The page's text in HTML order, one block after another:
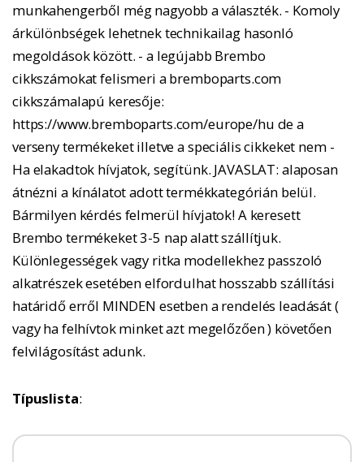
munkahengerből még nagyobb a választék. - Komoly
árkülönbségek lehetnek technikailag hasonló
megoldások között. - a legújabb Brembo
cikkszámokat felismeri a bremboparts.com
cikkszámalapú keresője:
https://www.bremboparts.com/europe/hu de a
verseny termékeket illetve a speciális cikkeket nem -
Ha elakadtok hívjatok, segítünk. JAVASLAT: alaposan
átnézni a kínálatot adott termékkategórián belül.
Bármilyen kérdés felmerül hívjatok! A keresett
Brembo termékeket 3-5 nap alatt szállítjuk.
Különlegességek vagy ritka modellekhez passzoló
alkatrészek esetében elfordulhat hosszabb szállítási
határidő erről MINDEN esetben a rendelés leadását (
vagy ha felhívtok minket azt megelőzően ) követően
felvilágosítást adunk.
Típuslista: